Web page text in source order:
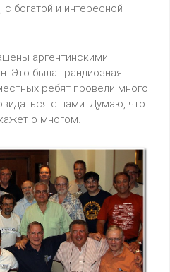
богатой и интересной
аргентинскими
Это была грандиозная
ребят провели много
с нами. Думаю, что
о многом.